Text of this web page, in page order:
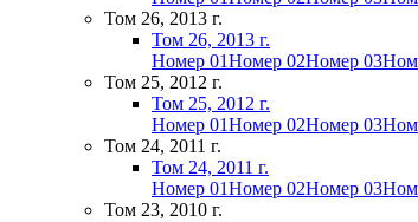
Том 26, 2013 г.
Том 26, 2013 г.
Номер 01Номер 02Номер 03
Том 25, 2012 г.
Том 25, 2012 г.
Номер 01Номер 02Номер 03
Том 24, 2011 г.
Том 24, 2011 г.
Номер 01Номер 02Номер 03
Том 23, 2010 г.